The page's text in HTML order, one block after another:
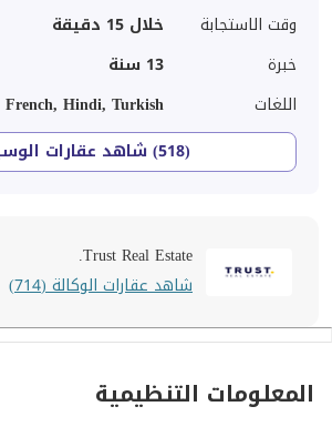
وقت الاستجابة
خلال 15 دقيقة
خبرة
13 سنة
اللغات
Hindi, Turkish
(518) شاهد عقارات الوسيط
Trust Real Estate.
شاهد عقارات الوكالة (714)
المعلومات التنظيمية